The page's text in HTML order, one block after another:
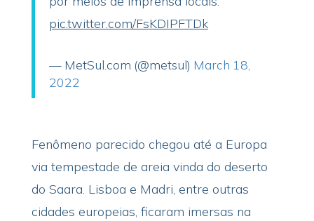
pic.twitter.com/FsKDIPFTDk
— MetSul.com (@metsul) March 18,
2022
Fenômeno parecido chegou até a Europa
via tempestade de areia vinda do deserto
do Saara. Lisboa e Madri, entre outras
cidades europeias, ficaram imersas na